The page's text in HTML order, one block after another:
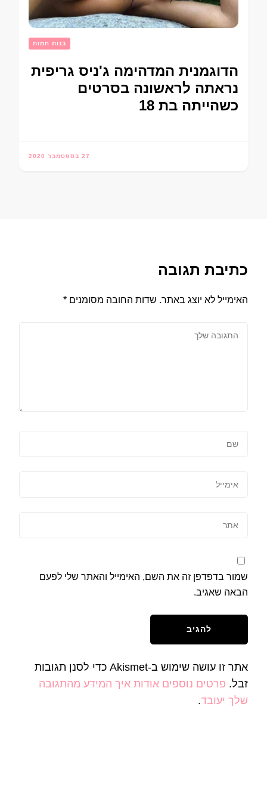
בנות חמות
הדוגמנית המדהימה ג'ניס גריפית
נראתה לראשונה בסרטים
כשהייתה בת 18
27 בספטמבר 2020
כתיבת תגובה
האימייל לא יוצג באתר. שדות החובה מסומנים *
שמור בדפדפן זה את השם, האימייל והאתר שלי לפעם
הבאה שאגיב.
אתר זו עושה שימוש ב-Akismet כדי לסנן תגובות
זבל. פרטים נוספים אודות איך המידע מהתגובה
שלך יעובד.